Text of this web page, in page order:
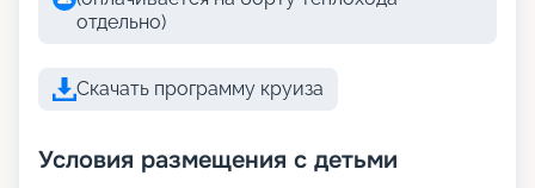
отдельно)
Скачать программу круиза
Условия размещения с детьми